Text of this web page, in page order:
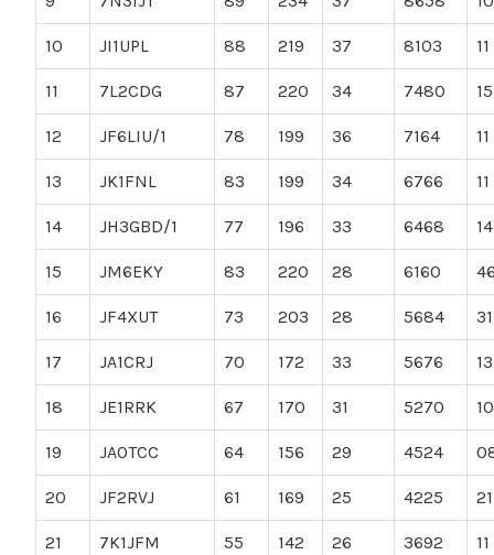
10 JI1UPL 88 219 37 8103 11
11 7L2CDG 87 220 34 7480 15
12 JF6LIU/1 78 199 36 7164 11
13 JK1FNL 83 199 34 6766 11
14 JH3GBD/1 77 196 33 6468 14
15 JM6EKY 83 220 28 6160
16 JF4XUT 73 203 28 5684 31
17 JA1CRJ 70 172 33 5676 13
18 JE1RRK 67 170 31 5270 10
19 JA0TCC 64 156 29 4524
20 JF2RVJ 61 169 25 4225 21
21 7K1JFM 55 142 26 3692 11